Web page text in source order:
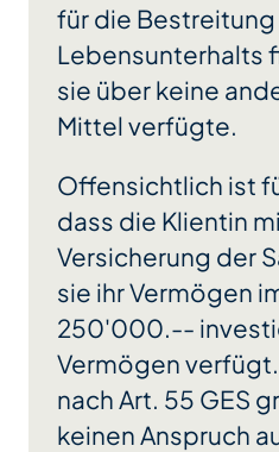
für die Bestreitung
Lebensunterhalts
sie über keine
Mittel verfügte.
Offensichtlich ist
dass die Klientin
Versicherung der
sie ihr Vermögen
250'000.--
Vermögen
nach Art. 55 GES
keinen Anspruch